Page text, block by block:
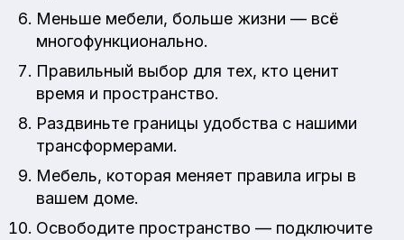
Меньше мебели, больше жизни — всё
многофункционально.
Правильный выбор для тех, кто ценит
время и пространство.
Раздвиньте границы удобства с нашими
трансформерами.
Мебель, которая меняет правила игры в
вашем доме.
Освободите пространство — подключите